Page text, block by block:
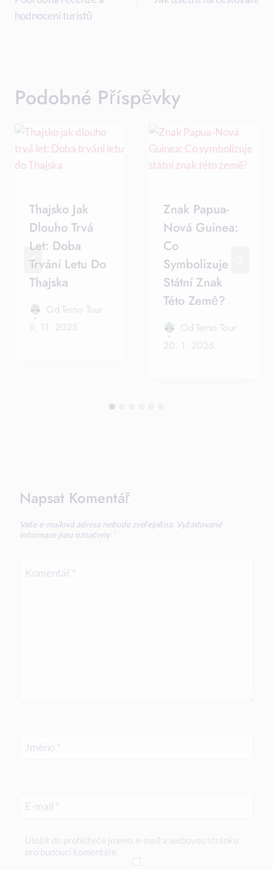
Příspěvek
hodnocení turistů
Podobné Příspěvky
Thajsko Jak
Dlouho Trvá
Let: Doba
Trvání Letu Do
Thajska
Od Terno Tour
9. 11. 2025
Znak Papua-
Nová Guinea:
Co
Symbolizuje
Státní Znak
Této Země?
Od Terno Tour
20. 1. 2026
Napsat Komentář
Vaše e-mailová adresa nebude zveřejněna. Vyžadované
informace jsou označeny *
Komentář *
Jméno *
E-mail *
Uložit do prohlížeče jméno, e-mail a webovou stránku
pro budoucí komentáře.